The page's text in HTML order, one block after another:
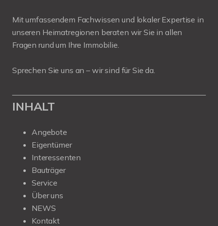
Mit umfassendem Fachwissen und lokaler Expertise in
unseren Heimatregionen beraten wir Sie in allen
Fragen rund um Ihre Immobilie.
Sprechen Sie uns an – wir sind für Sie da.
INHALT
Angebote
Eigentümer
Interessenten
Bauträger
Service
Über uns
NEWS
Kontakt